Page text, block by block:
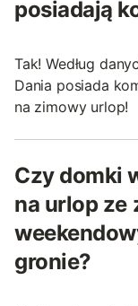
posiadają
Tak! Według
Dania posiada
na zimowy urlop!
Czy domki
na urlop ze
gronie?